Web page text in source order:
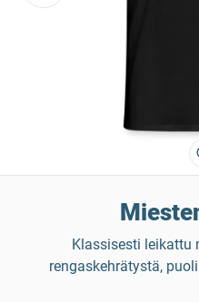
Klassisesti leikattu
rengaskehrätystä,